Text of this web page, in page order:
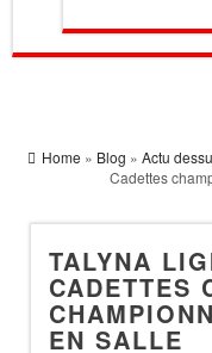
Home » Blog » Actu
Cadettes
TALYNA
CADETTES
EN SALLE